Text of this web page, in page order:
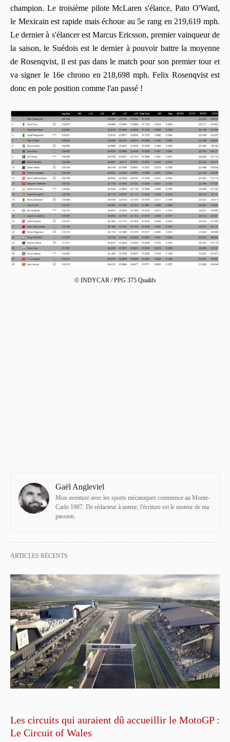
champion. Le troisième pilote McLaren s'élance, Pato O'Ward,
le Mexicain est rapide mais échoue au 5e rang en 219,619 mph.
Le dernier à s'élancer est Marcus Ericsson, premier vainqueur de
la saison, le Suédois est le dernier à pouvoir battre la moyenne
de Rosenqvist, il est pas dans le match pour son premier tour et
va signer le 16e chrono en 218,698 mph. Felix Rosenqvist est
donc en pole position comme l'an passé !
© INDYCAR / PPG 375 Qualifs
Gaël Angleviel
Mon aventure avec les sports mécaniques commence au Monte-
Carlo 1987. De rédacteur à auteur, l'écriture est le moteur de ma
passion.
ARTICLES RÉCENTS
Les circuits qui auraient dû accueillir le MotoGP :
Le Circuit of Wales